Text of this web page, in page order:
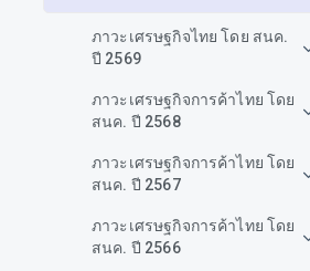
ภาวะเศรษฐกิจไทย โดย สนค.
ปี 2569
ภาวะเศรษฐกิจการค้าไทย โดย
สนค. ปี 2568
ภาวะเศรษฐกิจการค้าไทย โดย
สนค. ปี 2567
ภาวะเศรษฐกิจการค้าไทย โดย
สนค. ปี 2566